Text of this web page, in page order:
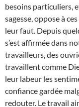
besoins particuliers,
sagesse, oppose à
leur faut. Depuis
s’est affirmée dans
travailleurs, des
travaillent comme
leur labeur les
confiance gardée
redouter. Le travail